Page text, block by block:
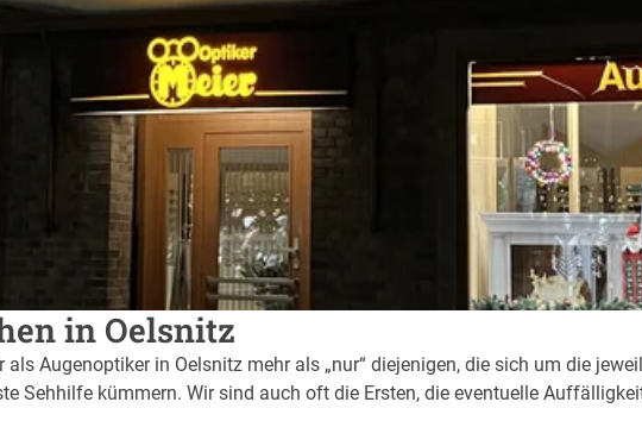
in Oelsnitz
Augenoptiker in Oelsnitz mehr als „nur“ diejenigen, die sich um die
Sehhilfe kümmern. Wir sind auch oft die Ersten, die eventuelle